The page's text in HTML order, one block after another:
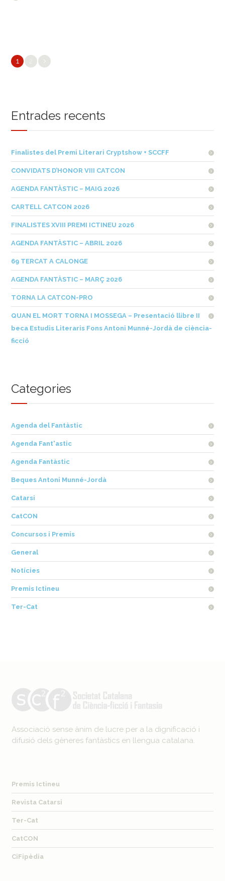
1
Entrades recents
Finalistes del Premi Literari Cryptshow + SCCFF
CONVIDATS D’HONOR VIII CATCON
AGENDA FANTÀSTIC – MAIG 2026
CARTELL CATCON 2026
FINALISTES XVIII PREMI ICTINEU 2026
AGENDA FANTÀSTIC – ABRIL 2026
69 TERCAT A CALONGE
AGENDA FANTÀSTIC – MARÇ 2026
TORNA LA CATCON-PRO
QUAN EL MORT TORNA I MOSSEGA – Presentació llibre II
beca Estudis Literaris Fons Antoni Munné-Jordà de ciència-
ficció
Categories
Agenda del Fantàstic
Agenda Fant'astic
Agenda Fantàstic
Beques Antoni Munné-Jordà
Catarsi
CatCON
Concursos i Premis
General
Notícies
Premis Ictineu
Ter-Cat
Associació sense ànim de lucre per a la dignificació i
difusió dels gèneres fantàstics en llengua catalana.
Premis Ictineu
Revista Catarsi
Ter-Cat
CatCON
CiFipèdia